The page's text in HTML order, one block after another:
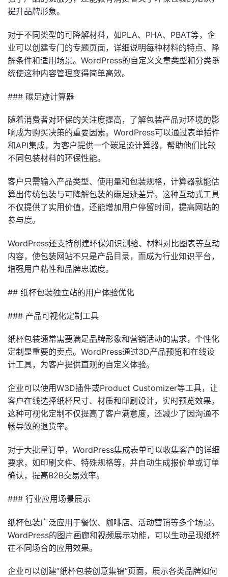
提升品牌形象。
对于不同类型的可降解材料，如PLA、PHA、PBAT等，企
业可以创建专门的专题页面，详细说明每种材料的特点、降
解条件和适用场景。WordPress的自定义文章类型和分类系
统使这种内容管理变得简单高效。
### 碳足迹计算器
随着消费者对环保的关注度提高，了解包装产品对环境的影
响成为购买决策的重要因素。WordPress可以通过表单插件
和API集成，为客户提供一个碳足迹计算器，帮助他们比较
不同包装材料的环保性能。
客户只需输入产品类型、使用量和包装规格，计算器就能估
算出传统包装与可降解包装的碳足迹差异。这种互动式工具
不仅提供了实用价值，还能增加用户停留时间，提高网站的
参与度。
WordPress还支持创建环保知识测验、材料对比图表等互动
内容，使包装网站不只是产品目录，而成为行业知识平台，
增强用户粘性和品牌忠诚度。
## 纸杯包装独立站的用户体验优化
### 产品可视化定制工具
纸杯包装通常需要满足品牌形象和营销活动的需求，个性化
定制是重要的卖点。WordPress通过3D产品预览和在线设
计工具，为客户提供直观的自定义体验。
企业可以使用W3D插件或Product Customizer等工具，让
客户在线选择纸杯尺寸、材质和印刷设计，实时预览效果。
这种可视化定制不仅提高了客户满意度，还减少了因沟通不
畅导致的退货率。
对于大批量订单，WordPress集成表单可以收集客户的详细
要求，如印刷文件、特殊规格等，并自动生成报价单或订单
确认，提高B2B交易效率。
### 行业应用场景展示
纸杯包装广泛应用于餐饮、咖啡店、活动营销等多个场景。
WordPress的图片画廊和视频展示功能，可以生动呈现纸杯
在不同场合的应用效果。
企业可以创建”纸杯包装创意集锦”页面，展示各类品牌如何